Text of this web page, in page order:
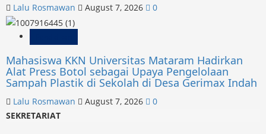
Lalu Rosmawan August 7, 2026 0
Mahasiswa KKN Universitas Mataram Hadirkan
Alat Press Botol sebagai Upaya Pengelolaan
Sampah Plastik di Sekolah di Desa Gerimax Indah
Lalu Rosmawan August 7, 2026
0
SEKRETARIAT